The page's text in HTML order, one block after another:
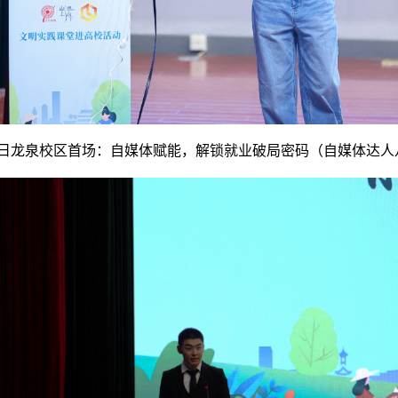
龙泉校区首场：自媒体赋能，解锁就业破局密码（自媒体达人